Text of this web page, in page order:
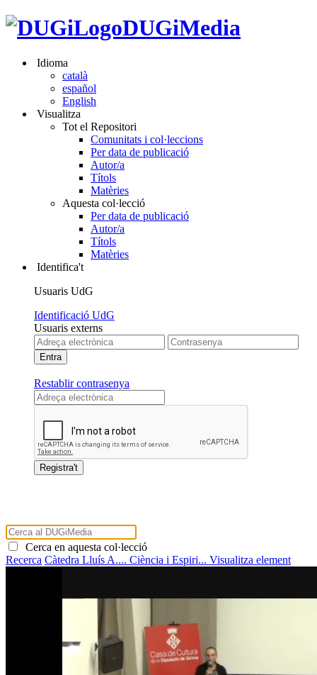
DUGiMedia
Idioma
català
español
English
Visualitza
Tot el Repositori
Comunitats i col·leccions
Per data de publicació
Autor/a
Títols
Matèries
Aquesta col·lecció
Per data de publicació
Autor/a
Títols
Matèries
Identifica't
Usuaris UdG
Identificació UdG
Usuaris externs
Restablir contrasenya
Cerca en aquesta col·lecció
Recerca Càtedra Lluís A.... Ciència i Espiri... Visualitza element